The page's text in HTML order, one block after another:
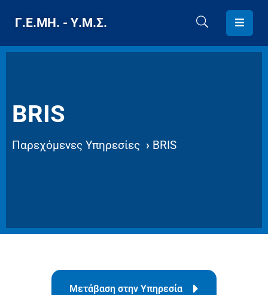
Γ.Ε.ΜΗ. - Υ.Μ.Σ.
Υ.Μ.Σ.
ΤΕΛΕΥΤΑΙΑ
BRIS
Παρεχόμενες Υπηρεσίες › BRIS
Μετάβαση στην Υπηρεσία